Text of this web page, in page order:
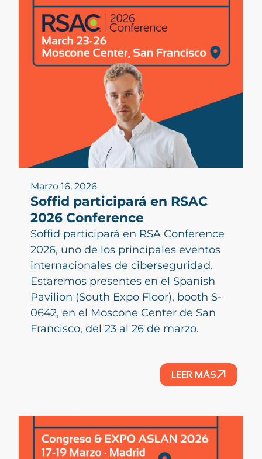
Marzo 16, 2026
Soffid participará en RSAC
2026 Conference
Soffid participará en RSA Conference
2026, uno de los principales eventos
internacionales de ciberseguridad.
Estaremos presentes en el Spanish
Pavilion (South Expo Floor), booth S-
0642, en el Moscone Center de San
Francisco, del 23 al 26 de marzo.
LEER MÁS